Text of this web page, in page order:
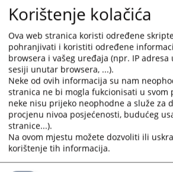
Raspored suđenja
Raspored suđenja
Elektronska oglasna ploča
Upražnjene pozicije
Opće informacije
Objavljene pozicije
Sudska prodaja
Nekretnine
Vozila
Vaša pitanja
Često postavljana pitanja
Korištenje kolačića
Ova web stranica koristi određene
pohranjivati i koristiti određene
browsera i vašeg uređaja (npr. IP
sesiji unutar browsera, ...).
Neke od ovih informacija su nam
stranica ne bi mogla fukcionisati u svom
neke nisu prijeko neophodne a služe za
procjenu nivoa posjećenosti, budućeg
stranice...).
Na ovom mjestu možete dozvoliti ili
korištenje tih informacija.